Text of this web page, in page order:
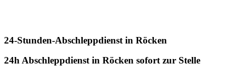
24-Stunden-Abschleppdienst in Röcken
24h Abschleppdienst in Röcken sofort zur Stelle